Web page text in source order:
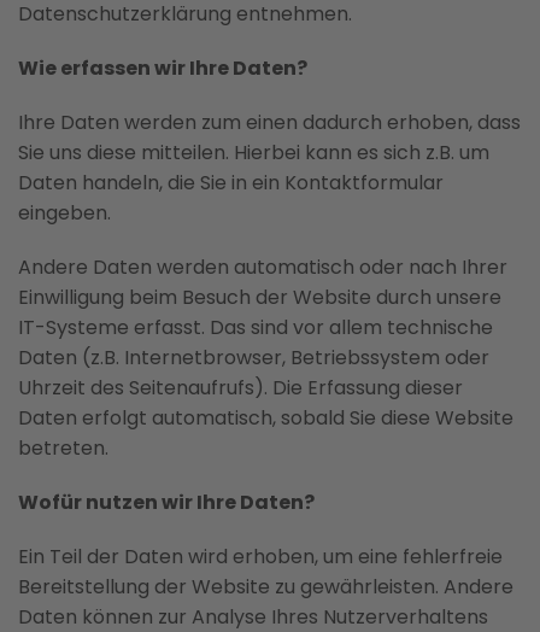
Datenschutzerklärung entnehmen.
Wie erfassen wir Ihre Daten?
Ihre Daten werden zum einen dadurch erhoben, dass
Sie uns diese mitteilen. Hierbei kann es sich z.B. um
Daten handeln, die Sie in ein Kontaktformular
eingeben.
Andere Daten werden automatisch oder nach Ihrer
Einwilligung beim Besuch der Website durch unsere
IT-Systeme erfasst. Das sind vor allem technische
Daten (z.B. Internetbrowser, Betriebssystem oder
Uhrzeit des Seitenaufrufs). Die Erfassung dieser
Daten erfolgt automatisch, sobald Sie diese Website
betreten.
Wofür nutzen wir Ihre Daten?
Ein Teil der Daten wird erhoben, um eine fehlerfreie
Bereitstellung der Website zu gewährleisten. Andere
Daten können zur Analyse Ihres Nutzerverhaltens